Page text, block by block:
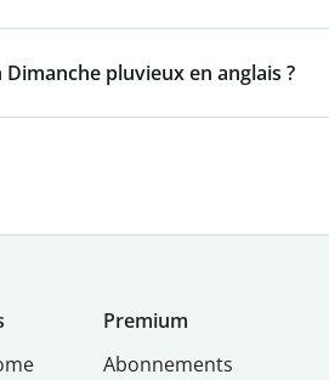
pluvieux en anglais ?
Premium
Abonnements